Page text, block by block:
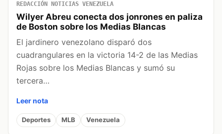
REDACCIÓN NOTICIAS VENEZUELA
Wilyer Abreu conecta dos jonrones en paliza
de Boston sobre los Medias Blancas
El jardinero venezolano disparó dos
cuadrangulares en la victoria 14-2 de las Medias
Rojas sobre los Medias Blancas y sumó su
tercera…
Leer nota
Deportes MLB Venezuela